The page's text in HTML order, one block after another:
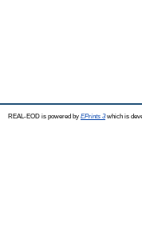
REAL-EOD is powered by EPrints 3which is